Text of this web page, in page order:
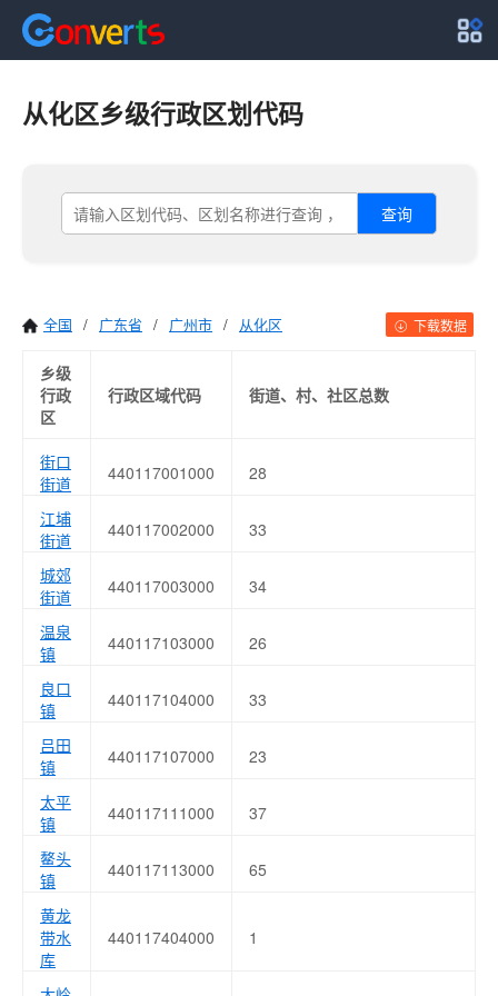
从化区乡级行政区划代码
查询
全国 / 广东省 / 广州市 / 从化区 下载数据
乡级
行政
区
行政区域代码 街道、村、社区总数
街口
街道
440117001000 28
江埔
街道
440117002000 33
城郊
街道
440117003000 34
温泉
镇
440117103000 26
良口
镇
440117104000 33
吕田
镇
440117107000 23
太平
镇
440117111000 37
鳌头
镇
440117113000 65
黄龙
带水
库
440117404000 1